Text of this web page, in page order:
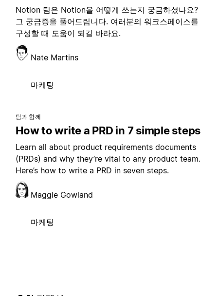
Notion 팀은 Notion을 어떻게 쓰는지 궁금하셨나요?
그 궁금증을 풀어드립니다. 여러분의 워크스페이스를
구성할 때 도움이 되길 바라요.
Nate Martins
마케팅
팀과 함께
How to write a PRD in 7 simple steps
Learn all about product requirements documents
(PRDs) and why they’re vital to any product team.
Here’s how to write a PRD in seven steps.
Maggie Gowland
마케팅